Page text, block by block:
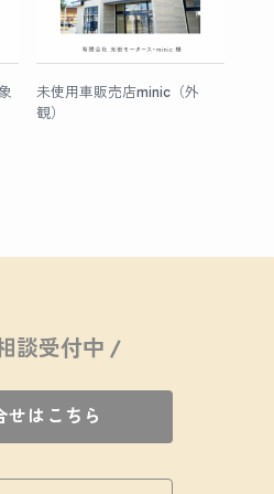
未使用車販売店minic（外
観）
談受付中 /
せはこちら